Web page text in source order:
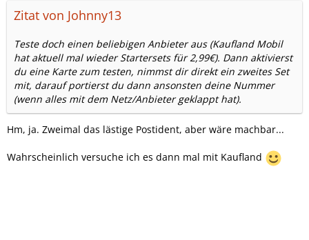
Zitat von Johnny13
Teste doch einen beliebigen Anbieter aus (Kaufland Mobil
hat aktuell mal wieder Startersets für 2,99€). Dann aktivierst
du eine Karte zum testen, nimmst dir direkt ein zweites Set
mit, darauf portierst du dann ansonsten deine Nummer
(wenn alles mit dem Netz/Anbieter geklappt hat).
Hm, ja. Zweimal das lästige Postident, aber wäre machbar...
Wahrscheinlich versuche ich es dann mal mit Kaufland